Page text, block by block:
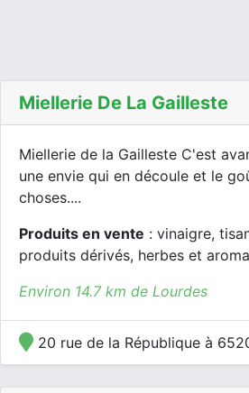
Miellerie De La Gailleste
Miellerie de la Gailleste C'est
une envie qui en découle et le
choses....
Produits en vente : vinaigre,
produits dérivés, herbes et
Environ 14.7 km de Lourdes
20 rue de la République à